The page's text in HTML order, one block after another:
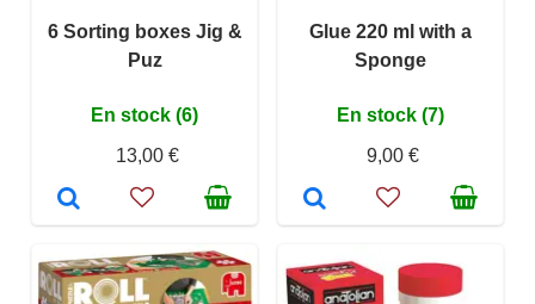
6 Sorting boxes Jig &
Puz
En stock (6)
13,00 €
Glue 220 ml with a
Sponge
En stock (7)
9,00 €